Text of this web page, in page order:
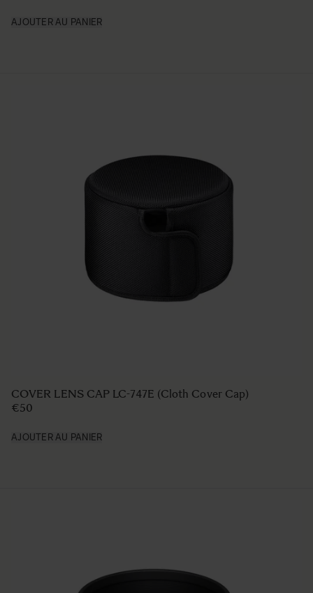
AJOUTER AU PANIER
COVER LENS CAP LC-747E (Cloth Cover Cap)
€50
AJOUTER AU PANIER